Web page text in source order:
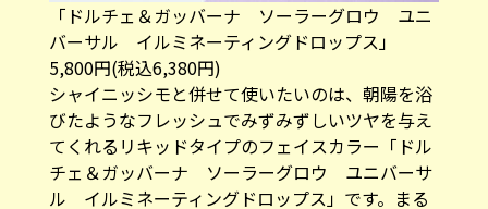
「ドルチェ＆ガッバーナ ソーラーグロウ ユニ
バーサル イルミネーティングドロップス」
5,800円(税込6,380円)
シャイニッシモと併せて使いたいのは、朝陽を浴
びたようなフレッシュでみずみずしいツヤを与え
てくれるリキッドタイプのフェイスカラー「ドル
チェ＆ガッバーナ ソーラーグロウ ユニバーサ
ル イルミネーティングドロップス」です。まる